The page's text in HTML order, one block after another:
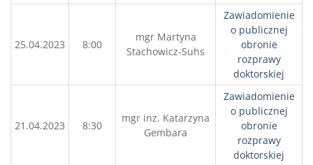
25.04.2023 8:00
mgr Martyna
Stachowicz-Suhs
Zawiadomienie
o publicznej
obronie
rozprawy
doktorskiej
21.04.2023 8:30
mgr inz. Katarzyna
Gembara
Zawiadomienie
o publicznej
obronie
rozprawy
doktorskiej